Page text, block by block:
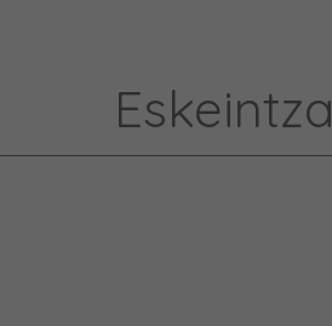
Eskeintza